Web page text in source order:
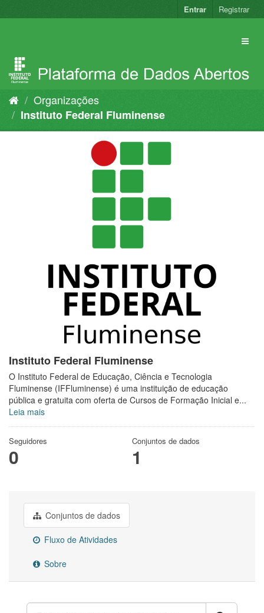
para
Entrar Registrar
Organizações
Instituto Federal Fluminense
Instituto Federal Fluminense
O Instituto Federal de Educação, Ciência e Tecnologia
Fluminense (IFFluminense) é uma instituição de educação
pública e gratuita com oferta de Cursos de Formação Inicial e...
Leia mais
Seguidores
0
Conjuntos de dados
1
Conjuntos de dados
Fluxo de Atividades
Sobre